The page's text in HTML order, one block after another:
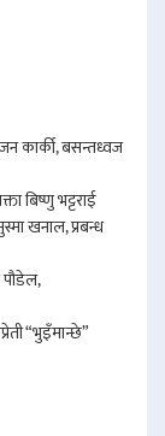
कार्की, बसन्तध्वज
बिष्णु भट्टराई
खनाल, प्रबन्ध
पौडेल,
“भुइँमान्छे”